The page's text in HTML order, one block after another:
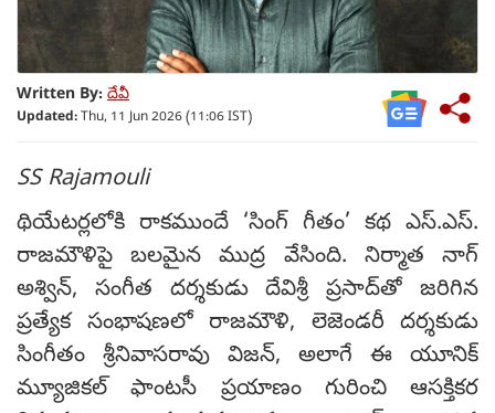
Written By: దేవీ
Updated:Thu, 11 Jun 2026 (11:06 IST)
SS Rajamouli
థియేటర్లలోకి రాకముందే ‘సింగ్ గీతం’ కథ ఎస్.ఎస్.
రాజమౌళిపై బలమైన ముద్ర వేసింది. నిర్మాత నాగ్
అశ్విన్, సంగీత దర్శకుడు దేవిశ్రీ ప్రసాద్‌తో జరిగిన
ప్రత్యేక సంభాషణలో రాజమౌళి, లెజెండరీ దర్శకుడు
సింగీతం శ్రీనివాసరావు విజన్, అలాగే ఈ యూనిక్
మ్యూజికల్ ఫాంటసీ ప్రయాణం గురించి ఆసక్తికర